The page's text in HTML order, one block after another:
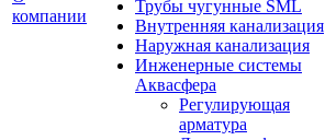
компании
Трубы чугунные SML
Внутренняя канализация
Наружная канализация
Инженерные системы
Аквасфера
Регулирующая
арматура